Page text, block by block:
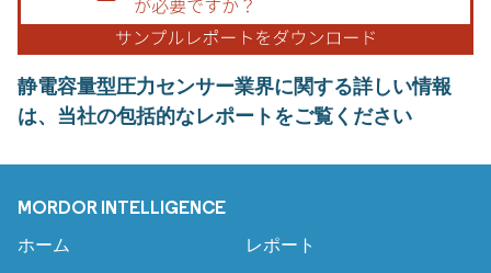
静電容量型圧力センサー業界に関する詳しい情報
は、当社の包括的なレポートをご覧ください
MORDOR INTELLIGENCE
ホーム レポート